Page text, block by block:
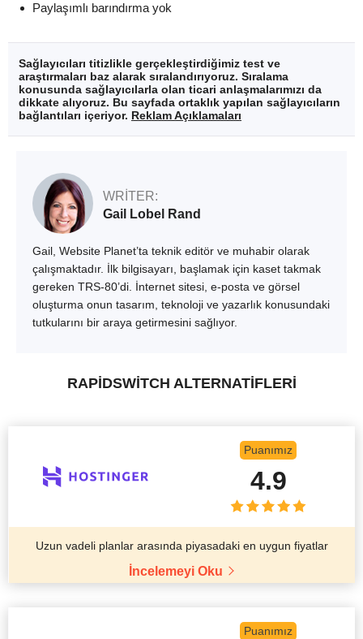
Paylaşımlı barındırma yok
Sağlayıcıları titizlikle gerçekleştirdiğimiz test ve
araştırmaları baz alarak sıralandırıyoruz. Sıralama
konusunda sağlayıcılarla olan ticari anlaşmalarımızı da
dikkate alıyoruz. Bu sayfada ortaklık yapılan sağlayıcıların
bağlantıları içeriyor. Reklam Açıklamaları
WRITER:
Gail Lobel Rand
Gail, Website Planet’ta teknik editör ve muhabir olarak
çalışmaktadır. İlk bilgisayarı, başlamak için kaset takmak
gereken TRS-80’di. İnternet sitesi, e-posta ve görsel
oluşturma onun tasarım, teknoloji ve yazarlık konusundaki
tutkularını bir araya getirmesini sağlıyor.
RAPIDSWITCH ALTERNATİFLERİ
Puanımız
4.9
Uzun vadeli planlar arasında piyasadaki en uygun fiyatlar
İncelemeyi Oku
Puanımız